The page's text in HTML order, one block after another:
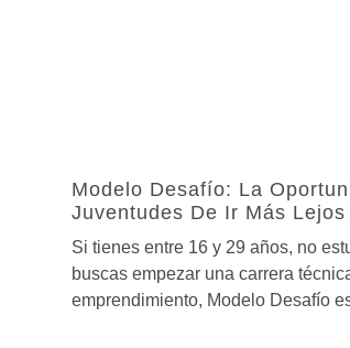
Modelo Desafío: La
Juventudes De Ir Más Lejos
Si tienes entre 16 y 29 años, no
buscas empezar una carrera
emprendimiento, Modelo Desafío